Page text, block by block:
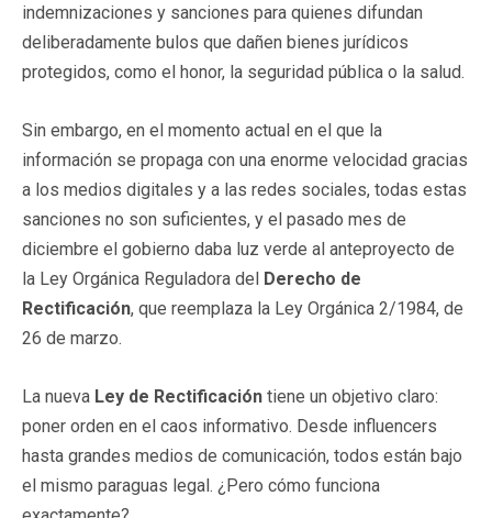
indemnizaciones y sanciones para quienes difundan
deliberadamente bulos que dañen bienes jurídicos
protegidos, como el honor, la seguridad pública o la salud.
Sin embargo, en el momento actual en el que la
información se propaga con una enorme velocidad gracias
a los medios digitales y a las redes sociales, todas estas
sanciones no son suficientes, y el pasado mes de
diciembre el gobierno daba luz verde al anteproyecto de
la Ley Orgánica Reguladora del Derecho de
Rectificación, que reemplaza la Ley Orgánica 2/1984, de
26 de marzo.
La nueva Ley de Rectificación tiene un objetivo claro:
poner orden en el caos informativo. Desde influencers
hasta grandes medios de comunicación, todos están bajo
el mismo paraguas legal. ¿Pero cómo funciona